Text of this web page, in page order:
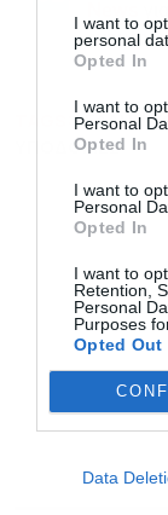
I want to
personal
Opted In
I want to
Personal
Opted In
I want to
Personal
Opted In
I want to
Retention,
Personal
Purposes
Opted Out
Data
ΥΠΟΔΟΜΕΣ